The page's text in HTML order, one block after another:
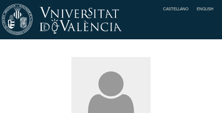
CASTELLANO ENGLISH